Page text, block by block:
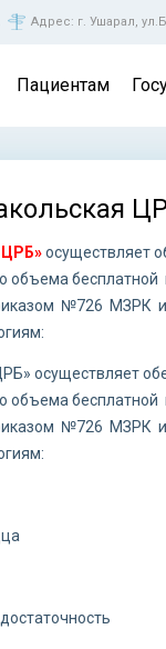
Адрес: г. Ушарал,
Пациентам
ЦРБ»осуществляет
объема
№726 МЗРК и
осуществляет
объема
№726 МЗРК и